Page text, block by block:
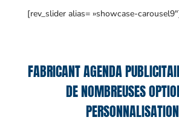
[rev_slider alias= »showcase-
FABRICANT AGENDA
DE NOMBREUSES